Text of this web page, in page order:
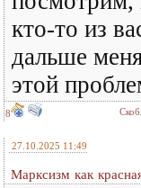
кто-то из
дальше
этой
8
27.10.2025 11:49
Марксизм как